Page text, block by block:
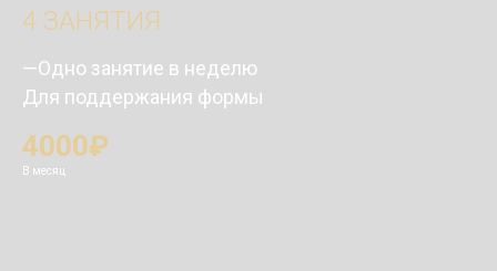
4 ЗАНЯТИЯ
—Одно занятие в неделю
Для поддержания формы
4000₽
В месяц